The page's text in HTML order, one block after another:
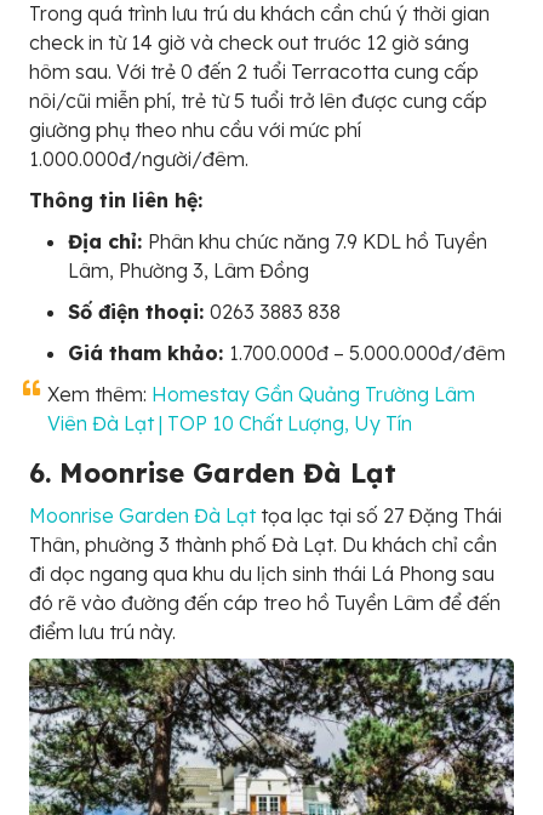
Trong quá trình lưu trú du khách cần chú ý thời gian
check in từ 14 giờ và check out trước 12 giờ sáng
hôm sau. Với trẻ 0 đến 2 tuổi Terracotta cung cấp
nôi/cũi miễn phí, trẻ từ 5 tuổi trở lên được cung cấp
giường phụ theo nhu cầu với mức phí
1.000.000đ/người/đêm.
Thông tin liên hệ:
Địa chỉ: Phân khu chức năng 7.9 KDL hồ Tuyền
Lâm, Phường 3, Lâm Đồng
Số điện thoại: 0263 3883 838
Giá tham khảo: 1.700.000đ – 5.000.000đ/đêm
Xem thêm: Homestay Gần Quảng Trường Lâm
Viên Đà Lạt | TOP 10 Chất Lượng, Uy Tín
6. Moonrise Garden Đà Lạt
Moonrise Garden Đà Lạttọa lạc tại số 27 Đặng Thái
Thân, phường 3 thành phố Đà Lạt. Du khách chỉ cần
đi dọc ngang qua khu du lịch sinh thái Lá Phong sau
đó rẽ vào đường đến cáp treo hồ Tuyền Lâm để đến
điểm lưu trú này.